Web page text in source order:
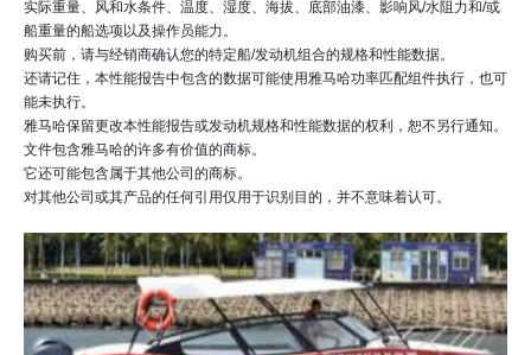
实际重量、风和水条件、温度、湿度、海拔、底部油漆、影响风/水阻力和/或
船重量的船选项以及操作员能力。
购买前，请与经销商确认您的特定船/发动机组合的规格和性能数据。
还请记住，本性能报告中包含的数据可能使用雅马哈功率匹配组件执行，也可
能未执行。
雅马哈保留更改本性能报告或发动机规格和性能数据的权利，恕不另行通知。
文件包含雅马哈的许多有价值的商标。
它还可能包含属于其他公司的商标。
对其他公司或其产品的任何引用仅用于识别目的，并不意味着认可。